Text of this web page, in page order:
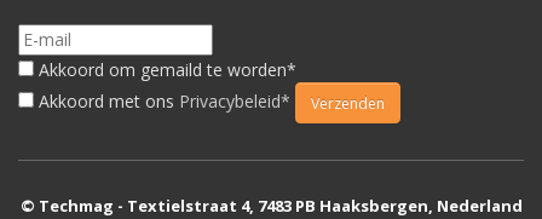
Akkoord om gemaild te worden*
Akkoord met ons Privacybeleid*
© Techmag - Textielstraat 4, 7483 PB Haaksbergen, Nederland